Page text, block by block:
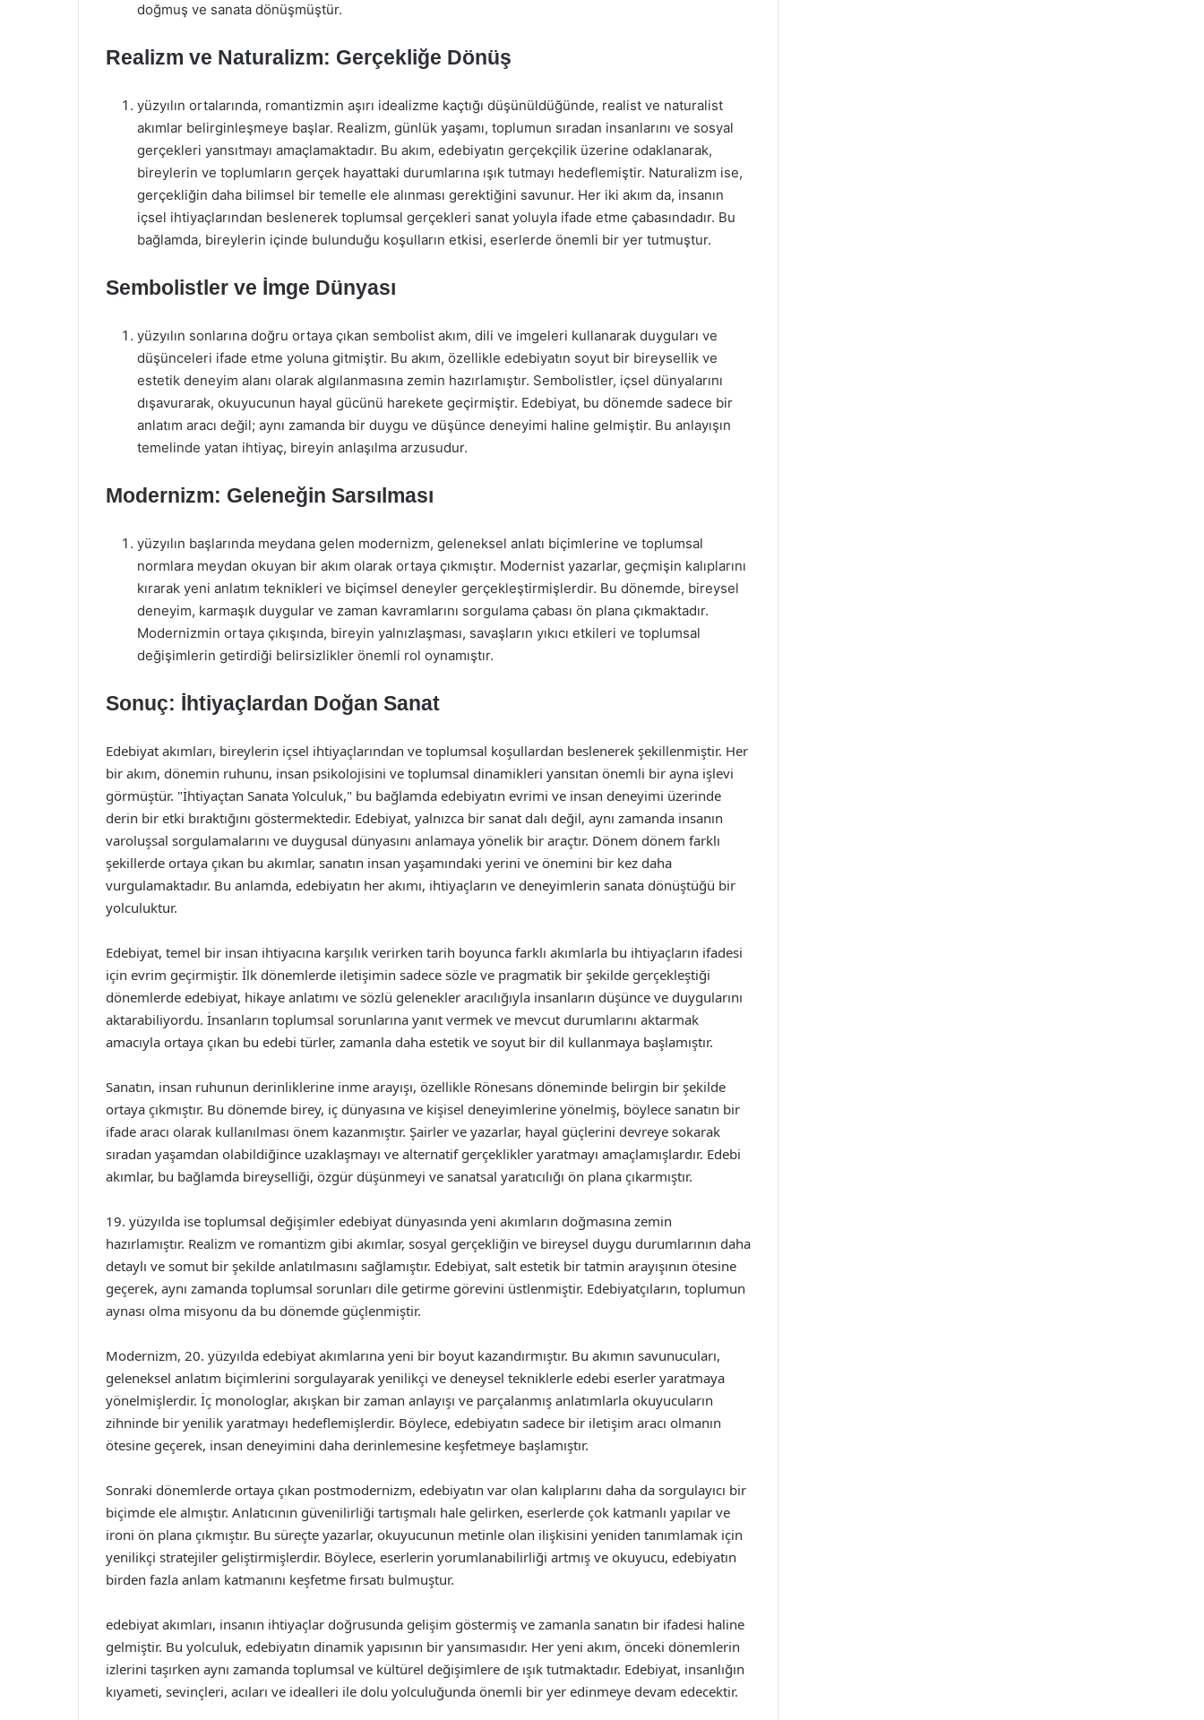
doğmuş ve sanata dönüşmüştür.
Realizm ve Naturalizm: Gerçekliğe Dönüş
yüzyılın ortalarında, romantizmin aşırı idealizme kaçtığı düşünüldüğünde, realist ve naturalist
akımlar belirginleşmeye başlar. Realizm, günlük yaşamı, toplumun sıradan insanlarını ve sosyal
gerçekleri yansıtmayı amaçlamaktadır. Bu akım, edebiyatın gerçekçilik üzerine odaklanarak,
bireylerin ve toplumların gerçek hayattaki durumlarına ışık tutmayı hedeflemiştir. Naturalizm ise,
gerçekliğin daha bilimsel bir temelle ele alınması gerektiğini savunur. Her iki akım da, insanın
içsel ihtiyaçlarından beslenerek toplumsal gerçekleri sanat yoluyla ifade etme çabasındadır. Bu
bağlamda, bireylerin içinde bulunduğu koşulların etkisi, eserlerde önemli bir yer tutmuştur.
Sembolistler ve İmge Dünyası
yüzyılın sonlarına doğru ortaya çıkan sembolist akım, dili ve imgeleri kullanarak duyguları ve
düşünceleri ifade etme yoluna gitmiştir. Bu akım, özellikle edebiyatın soyut bir bireysellik ve
estetik deneyim alanı olarak algılanmasına zemin hazırlamıştır. Sembolistler, içsel dünyalarını
dışavurarak, okuyucunun hayal gücünü harekete geçirmiştir. Edebiyat, bu dönemde sadece bir
anlatım aracı değil; aynı zamanda bir duygu ve düşünce deneyimi haline gelmiştir. Bu anlayışın
temelinde yatan ihtiyaç, bireyin anlaşılma arzusudur.
Modernizm: Geleneğin Sarsılması
yüzyılın başlarında meydana gelen modernizm, geleneksel anlatı biçimlerine ve toplumsal
normlara meydan okuyan bir akım olarak ortaya çıkmıştır. Modernist yazarlar, geçmişin kalıplarını
kırarak yeni anlatım teknikleri ve biçimsel deneyler gerçekleştirmişlerdir. Bu dönemde, bireysel
deneyim, karmaşık duygular ve zaman kavramlarını sorgulama çabası ön plana çıkmaktadır.
Modernizmin ortaya çıkışında, bireyin yalnızlaşması, savaşların yıkıcı etkileri ve toplumsal
değişimlerin getirdiği belirsizlikler önemli rol oynamıştır.
Sonuç: İhtiyaçlardan Doğan Sanat
Edebiyat akımları, bireylerin içsel ihtiyaçlarından ve toplumsal koşullardan beslenerek şekillenmiştir. Her
bir akım, dönemin ruhunu, insan psikolojisini ve toplumsal dinamikleri yansıtan önemli bir ayna işlevi
görmüştür. "İhtiyaçtan Sanata Yolculuk," bu bağlamda edebiyatın evrimi ve insan deneyimi üzerinde
derin bir etki bıraktığını göstermektedir. Edebiyat, yalnızca bir sanat dalı değil, aynı zamanda insanın
varoluşsal sorgulamalarını ve duygusal dünyasını anlamaya yönelik bir araçtır. Dönem dönem farklı
şekillerde ortaya çıkan bu akımlar, sanatın insan yaşamındaki yerini ve önemini bir kez daha
vurgulamaktadır. Bu anlamda, edebiyatın her akımı, ihtiyaçların ve deneyimlerin sanata dönüştüğü bir
yolculuktur.
Edebiyat, temel bir insan ihtiyacına karşılık verirken tarih boyunca farklı akımlarla bu ihtiyaçların ifadesi
için evrim geçirmiştir. İlk dönemlerde iletişimin sadece sözle ve pragmatik bir şekilde gerçekleştiği
dönemlerde edebiyat, hikaye anlatımı ve sözlü gelenekler aracılığıyla insanların düşünce ve duygularını
aktarabiliyordu. İnsanların toplumsal sorunlarına yanıt vermek ve mevcut durumlarını aktarmak
amacıyla ortaya çıkan bu edebi türler, zamanla daha estetik ve soyut bir dil kullanmaya başlamıştır.
Sanatın, insan ruhunun derinliklerine inme arayışı, özellikle Rönesans döneminde belirgin bir şekilde
ortaya çıkmıştır. Bu dönemde birey, iç dünyasına ve kişisel deneyimlerine yönelmiş, böylece sanatın bir
ifade aracı olarak kullanılması önem kazanmıştır. Şairler ve yazarlar, hayal güçlerini devreye sokarak
sıradan yaşamdan olabildiğince uzaklaşmayı ve alternatif gerçeklikler yaratmayı amaçlamışlardır. Edebi
akımlar, bu bağlamda bireyselliği, özgür düşünmeyi ve sanatsal yaratıcılığı ön plana çıkarmıştır.
19. yüzyılda ise toplumsal değişimler edebiyat dünyasında yeni akımların doğmasına zemin
hazırlamıştır. Realizm ve romantizm gibi akımlar, sosyal gerçekliğin ve bireysel duygu durumlarının daha
detaylı ve somut bir şekilde anlatılmasını sağlamıştır. Edebiyat, salt estetik bir tatmin arayışının ötesine
geçerek, aynı zamanda toplumsal sorunları dile getirme görevini üstlenmiştir. Edebiyatçıların, toplumun
aynası olma misyonu da bu dönemde güçlenmiştir.
Modernizm, 20. yüzyılda edebiyat akımlarına yeni bir boyut kazandırmıştır. Bu akımın savunucuları,
geleneksel anlatım biçimlerini sorgulayarak yenilikçi ve deneysel tekniklerle edebi eserler yaratmaya
yönelmişlerdir. İç monologlar, akışkan bir zaman anlayışı ve parçalanmış anlatımlarla okuyucuların
zihninde bir yenilik yaratmayı hedeflemişlerdir. Böylece, edebiyatın sadece bir iletişim aracı olmanın
ötesine geçerek, insan deneyimini daha derinlemesine keşfetmeye başlamıştır.
Sonraki dönemlerde ortaya çıkan postmodernizm, edebiyatın var olan kalıplarını daha da sorgulayıcı bir
biçimde ele almıştır. Anlatıcının güvenilirliği tartışmalı hale gelirken, eserlerde çok katmanlı yapılar ve
ironi ön plana çıkmıştır. Bu süreçte yazarlar, okuyucunun metinle olan ilişkisini yeniden tanımlamak için
yenilikçi stratejiler geliştirmişlerdir. Böylece, eserlerin yorumlanabilirliği artmış ve okuyucu, edebiyatın
birden fazla anlam katmanını keşfetme fırsatı bulmuştur.
edebiyat akımları, insanın ihtiyaçlar doğrusunda gelişim göstermiş ve zamanla sanatın bir ifadesi haline
gelmiştir. Bu yolculuk, edebiyatın dinamik yapısının bir yansımasıdır. Her yeni akım, önceki dönemlerin
izlerini taşırken aynı zamanda toplumsal ve kültürel değişimlere de ışık tutmaktadır. Edebiyat, insanlığın
kıyameti, sevinçleri, acıları ve idealleri ile dolu yolculuğunda önemli bir yer edinmeye devam edecektir.